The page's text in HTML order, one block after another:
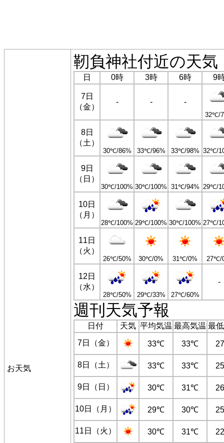
お天気
靭負神社付近の天気
日 0時 3時 6時 9
7日
（金）
- - -
32℃/
8日
（土）
30℃/86% 33℃/96% 33℃/98% 32℃/
9日
（日）
30℃/100% 30℃/100% 31℃/94% 29℃/
10日
（月）
28℃/100% 29℃/100% 30℃/100% 27℃/
11日
（火）
26℃/50% 30℃/0% 31℃/0% 27℃/
12日
（水）
28℃/50% 29℃/33% 27℃/60%
-
週刊天気予報
日付 天気 平均気温 最高気温 最
7日（金）
33℃ 33℃
8日（土） 33℃ 33℃
9日（日） 30℃ 31℃
10日（月） 29℃ 30℃
11日（火） 30℃ 31℃